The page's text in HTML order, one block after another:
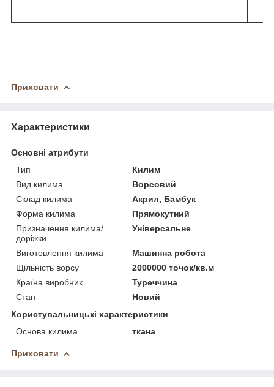
Приховати
Характеристики
Основні атрибути
Тип
Килим
Вид килима
Ворсовий
Склад килима
Акрил, Бамбук
Форма килима
Прямокутний
Призначення килима/
доріжки
Універсальне
Виготовлення килима
Машинна робота
Щільність ворсу
2000000 точок/кв.м
Країна виробник
Туреччина
Стан
Новий
Користувальницькі характеристики
Основа килима
ткана
Приховати